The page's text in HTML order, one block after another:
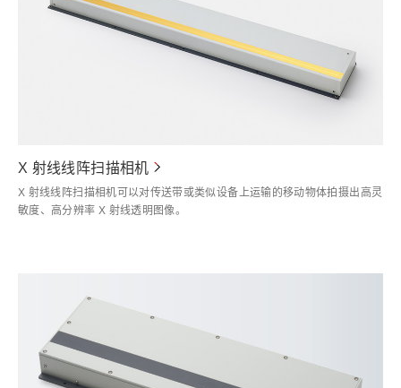
X 射线线阵扫描相机
X 射线线阵扫描相机可以对传送带或类似设备上运输的移动物体拍摄出高灵
敏度、高分辨率 X 射线透明图像。